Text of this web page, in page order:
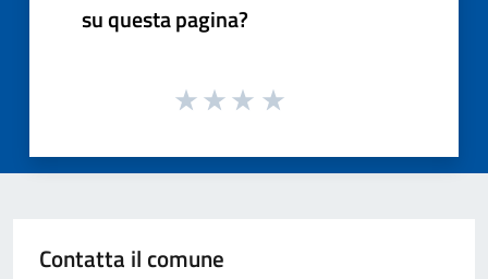
su questa pagina?
Contatta il comune